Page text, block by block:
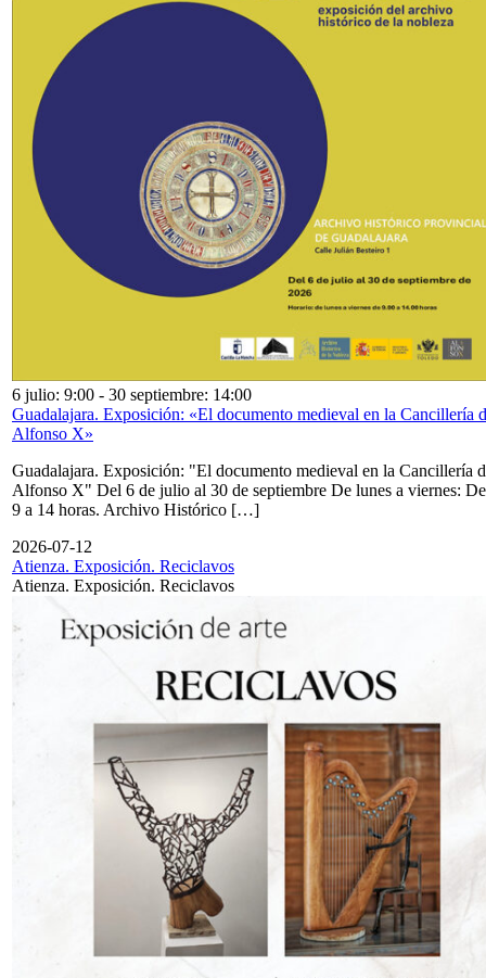
6 julio: 9:00 - 30 septiembre: 14:00
Guadalajara. Exposición: «El documento medieval en la Cancillería
Alfonso X»
Guadalajara. Exposición: "El documento medieval en la Cancillería
Alfonso X" Del 6 de julio al 30 de septiembre De lunes a viernes: De
9 a 14 horas. Archivo Histórico […]
2026-07-12
Atienza. Exposición. Reciclavos
Atienza. Exposición. Reciclavos